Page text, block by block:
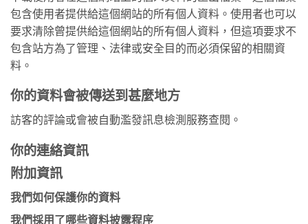
包含使用者提供給這個網站的所有個人資料。使用者也可以
要求清除曾提供給這個網站的所有個人資料，但這項要求不
包含站方為了管理、法律或安全目的而必須保留的相關資
料。
你的資料會被傳送到甚麼地方
訪客的評論或會被自動濫發訊息檢測服務查閱。
你的連絡資訊
附加資訊
我們如何保護你的資料
我們採用了哪些資料披露程序